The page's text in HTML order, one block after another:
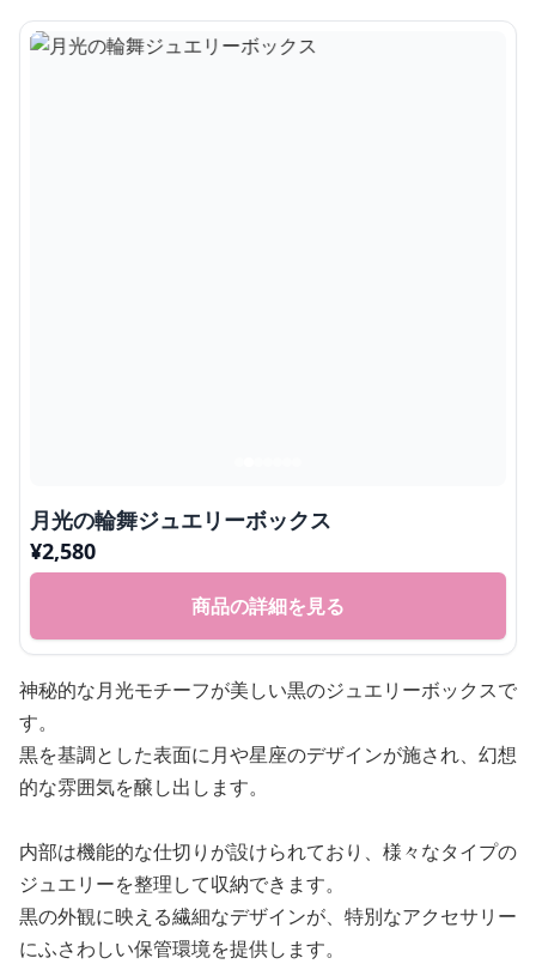
月光の輪舞ジュエリーボックス
¥2,580
商品の詳細を見る
神秘的な月光モチーフが美しい黒のジュエリーボックスで
す。
黒を基調とした表面に月や星座のデザインが施され、幻想
的な雰囲気を醸し出します。
内部は機能的な仕切りが設けられており、様々なタイプの
ジュエリーを整理して収納できます。
黒の外観に映える繊細なデザインが、特別なアクセサリー
にふさわしい保管環境を提供します。